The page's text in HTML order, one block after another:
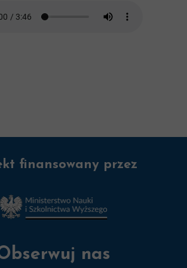
finansowany przez
nas